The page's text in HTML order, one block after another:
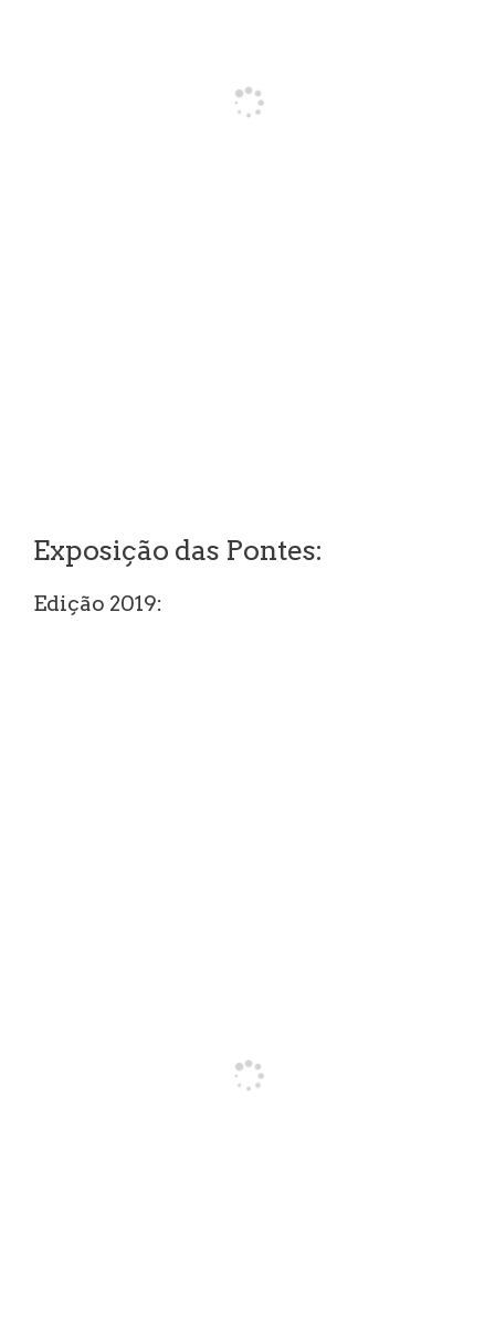
Exposição das Pontes:
Edição 2019: